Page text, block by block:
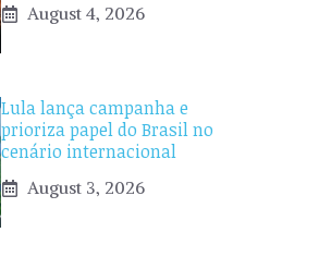
August 4, 2026
Lula lança campanha e
prioriza papel do Brasil no
cenário internacional
August 3, 2026